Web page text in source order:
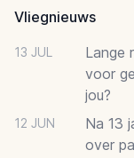
Vliegnieuws
13 JUL
Lange
voor
jou?
12 JUN
Na 13
over